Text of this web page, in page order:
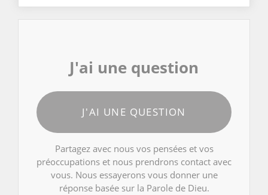
J'ai une question
J'AI UNE QUESTION
Partagez avec nous vos pensées et vos
préoccupations et nous prendrons contact avec
vous. Nous essayerons vous donner une
réponse basée sur la Parole de Dieu.